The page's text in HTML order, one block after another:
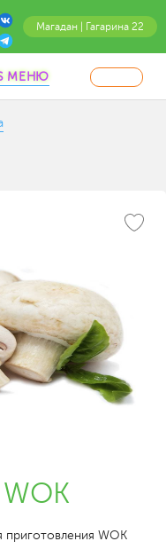
Магадан | Гагарина 22
МЕНЮ
приготовления WOK